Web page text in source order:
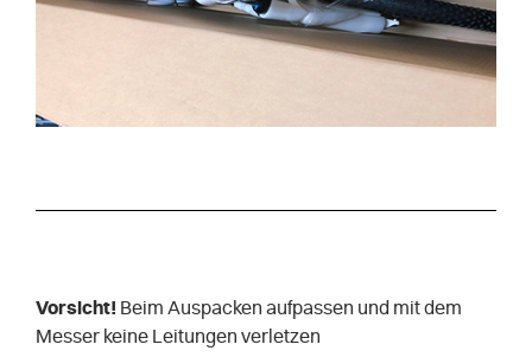
Vorsicht! Beim Auspacken aufpassen und mit dem
Messer keine Leitungen verletzen